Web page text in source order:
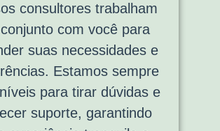
consultores trabalham
com você para
suas necessidades e
Estamos sempre
para tirar dúvidas e
suporte, garantindo